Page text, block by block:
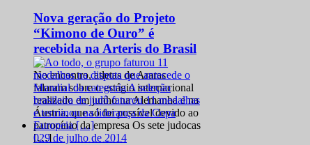
Nova geração do Projeto
“Kimono de Ouro” é
recebida na Arteris do Brasil
No encontro, atletas de Araras
falaram sobre o estágio internacional
realizado em junho na Alemanha e na
Áustria, que só foi possível devido ao
patrocínio da empresa Os sete judocas
[…]
029 de julho de 2014